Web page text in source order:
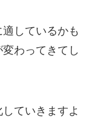
しているかも
わってきてし
ていきますよ